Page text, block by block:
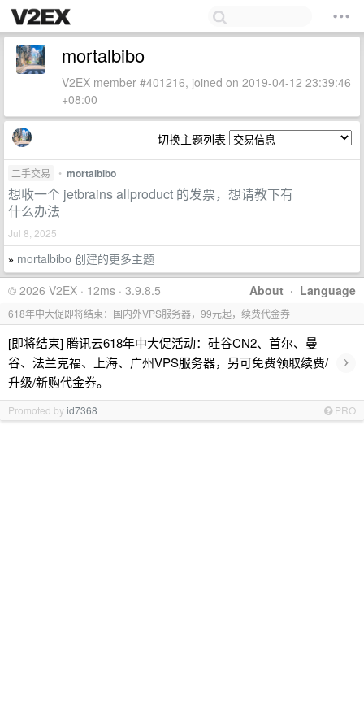
mortalbibo
V2EX member #401216, joined on 2019-04-12 23:39:46
+08:00
切换主题列表
二手交易 • mortalbibo
想收一个 jetbrains allproduct 的发票，想请教下有
什么办法
Jul 8, 2025
» mortalbibo 创建的更多主题
About · Language
© 2026 V2EX · 12ms · 3.9.8.5
618年中大促即将结束：国内外VPS服务器，99元起，续费代金券
[即将结束] 腾讯云618年中大促活动：硅谷CN2、首尔、曼
谷、法兰克福、上海、广州VPS服务器，另可免费领取续费/
升级/新购代金券。
›
Promoted byid7368 PRO